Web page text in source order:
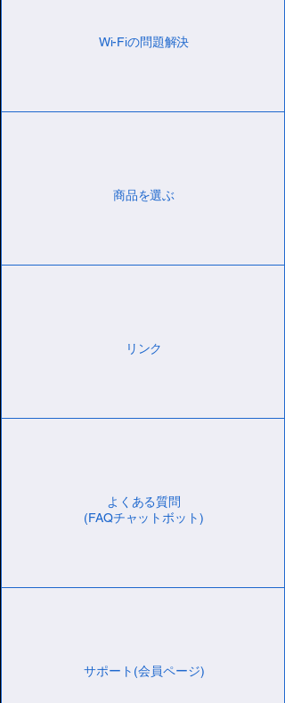
Wi-Fiの問題解決
商品を選ぶ
リンク
よくある質問
(FAQチャットボット)
サポート ​(会員ページ)